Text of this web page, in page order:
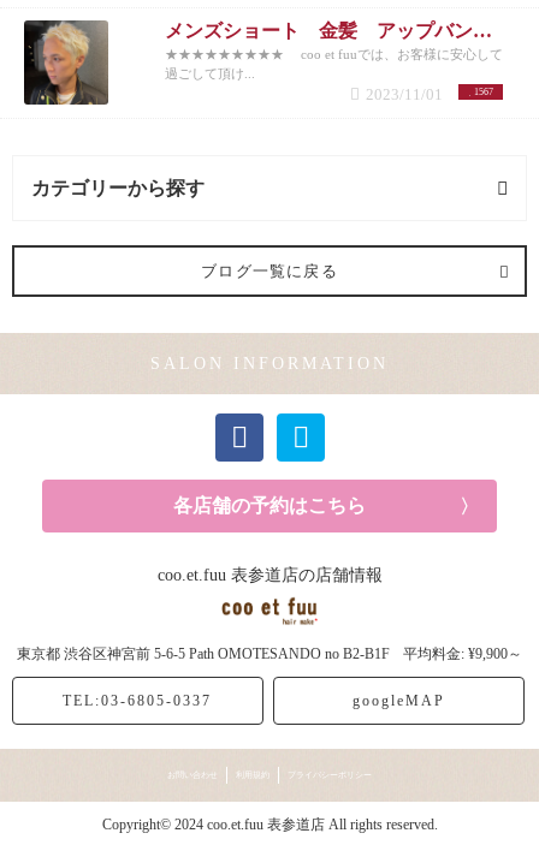
メンズショート 金髪 アップバング 10代20代30代40代50代
★★★★★★★★★ coo et fuuでは、お客様に安心して
過ごして頂け...
1567
2023/11/01
カテゴリーから探す
ヘアメイク (1記事)
ブログ一覧に戻る
SALON INFORMATION
各店舗の予約はこちら
coo.et.fuu 表参道店の店舗情報
東京都 渋谷区神宮前 5-6-5 Path OMOTESANDO no B2-B1F 平均料金: ¥9,900～
TEL:03-6805-0337 googleMAP
お問い合わせ 利用規約 プライバシーポリシー
Copyright© 2024 coo.et.fuu 表参道店 All rights reserved.